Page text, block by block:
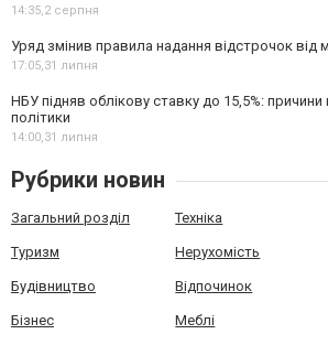
14:35,2 серпня
Уряд змінив правила надання відстрочок від
17:05,31 липня
НБУ підняв облікову ставку до 15,5%:
політики
14:00,31 липня
Рубрики новин
Загальний розділ Техніка
Туризм Нерухомість
Будівництво Відпочинок
Бізнес Меблі